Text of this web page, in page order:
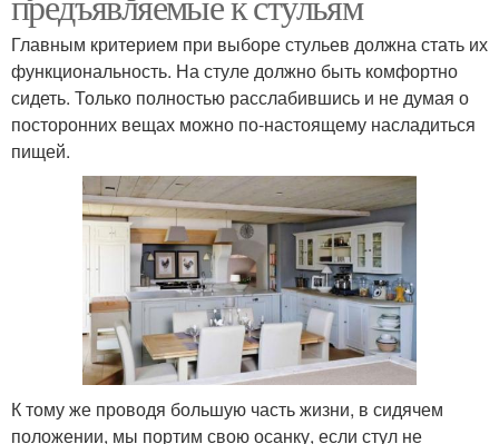
Главным критерием при выборе стульев должна стать их
функциональность. На стуле должно быть комфортно
сидеть. Только полностью расслабившись и не думая о
посторонних вещах можно по-настоящему насладиться
пищей.
К тому же проводя большую часть жизни, в сидячем
положении, мы портим свою осанку, если стул не